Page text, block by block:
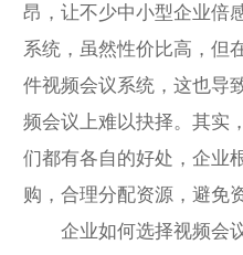
昂，让不少中小型企业倍
系统，虽然性价比高，但
件视频会议系统，这也导
频会议上难以抉择。其实
们都有各自的好处，企业
购，合理分配资源，避免
企业如何选择视频会